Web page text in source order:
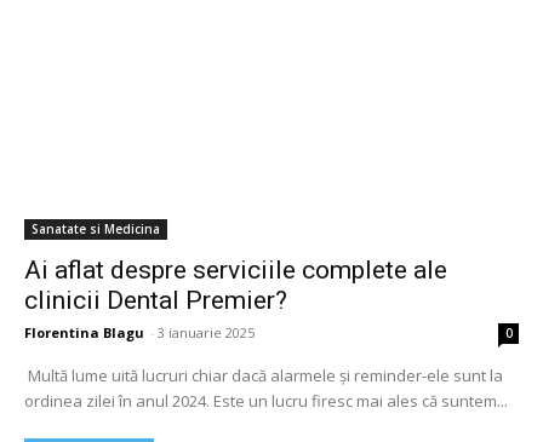
Sanatate si Medicina
Ai aflat despre serviciile complete ale
clinicii Dental Premier?
Florentina Blagu - 3 ianuarie 2025 0
Multă lume uită lucruri chiar dacă alarmele și reminder-ele sunt la
ordinea zilei în anul 2024. Este un lucru firesc mai ales că suntem...